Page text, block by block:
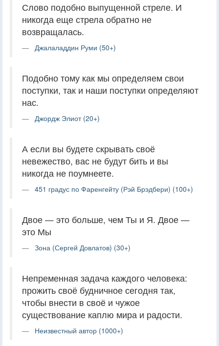
Слово подобно выпущенной стреле. И
никогда еще стрела обратно не
возвращалась.
Джалаладдин Руми (50+)
Подобно тому как мы определяем свои
поступки, так и наши поступки определяют
нас.
Джордж Элиот (20+)
А если вы будете скрывать своё
невежество, вас не будут бить и вы
никогда не поумнеете.
451 градус по Фаренгейту (Рэй Брэдбери) (100+)
Двое — это больше, чем Ты и Я. Двое —
это Мы
Зона (Сергей Довлатов) (30+)
Непременная задача каждого человека:
прожить своё будничное сегодня так,
чтобы внести в своё и чужое
существование каплю мира и радости.
Неизвестный автор (1000+)